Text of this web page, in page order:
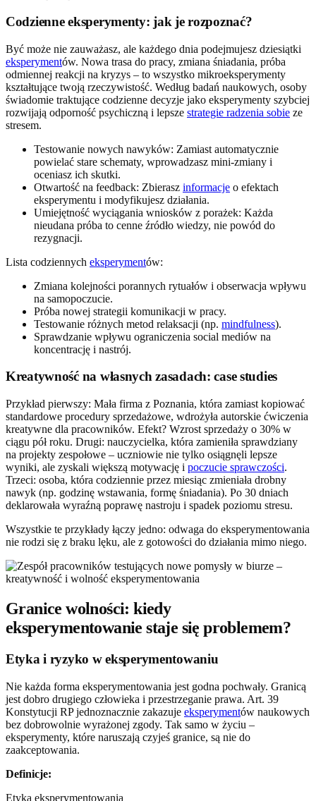
Codzienne eksperymenty: jak je rozpoznać?
Być może nie zauważasz, ale każdego dnia podejmujesz dziesiątki
eksperymentów. Nowa trasa do pracy, zmiana śniadania, próba
odmiennej reakcji na kryzys – to wszystko mikroeksperymenty
kształtujące twoją rzeczywistość. Według badań naukowych, osoby
świadomie traktujące codzienne decyzje jako eksperymenty szybciej
rozwijają odporność psychiczną i lepsze strategie radzenia sobie ze
stresem.
Testowanie nowych nawyków: Zamiast automatycznie
powielać stare schematy, wprowadzasz mini-zmiany i
oceniasz ich skutki.
Otwartość na feedback: Zbierasz informacje o efektach
eksperymentu i modyfikujesz działania.
Umiejętność wyciągania wniosków z porażek: Każda
nieudana próba to cenne źródło wiedzy, nie powód do
rezygnacji.
Lista codziennych eksperymentów:
Zmiana kolejności porannych rytuałów i obserwacja wpływu
na samopoczucie.
Próba nowej strategii komunikacji w pracy.
Testowanie różnych metod relaksacji (np. mindfulness).
Sprawdzanie wpływu ograniczenia social mediów na
koncentrację i nastrój.
Kreatywność na własnych zasadach: case studies
Przykład pierwszy: Mała firma z Poznania, która zamiast kopiować
standardowe procedury sprzedażowe, wdrożyła autorskie ćwiczenia
kreatywne dla pracowników. Efekt? Wzrost sprzedaży o 30% w
ciągu pół roku. Drugi: nauczycielka, która zamieniła sprawdziany
na projekty zespołowe – uczniowie nie tylko osiągnęli lepsze
wyniki, ale zyskali większą motywację i poczucie sprawczości.
Trzeci: osoba, która codziennie przez miesiąc zmieniała drobny
nawyk (np. godzinę wstawania, formę śniadania). Po 30 dniach
deklarowała wyraźną poprawę nastroju i spadek poziomu stresu.
Wszystkie te przykłady łączy jedno: odwaga do eksperymentowania
nie rodzi się z braku lęku, ale z gotowości do działania mimo niego.
Granice wolności: kiedy
eksperymentowanie staje się problemem?
Etyka i ryzyko w eksperymentowaniu
Nie każda forma eksperymentowania jest godna pochwały. Granicą
jest dobro drugiego człowieka i przestrzeganie prawa. Art. 39
Konstytucji RP jednoznacznie zakazuje eksperymentów naukowych
bez dobrowolnie wyrażonej zgody. Tak samo w życiu –
eksperymenty, które naruszają czyjeś granice, są nie do
zaakceptowania.
Definicje:
Etyka eksperymentowania